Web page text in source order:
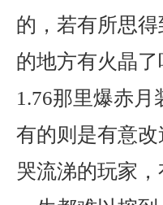
的，若有所思
的地方有火晶
1.76那里爆赤
有的则是有意
哭流涕的玩家